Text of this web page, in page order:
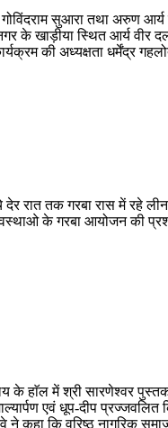
सुआरा तथा अरुण
के खाड़ीया स्थित आर्य वीर
की अध्यक्षता धर्मेंद्र
रात तक गरबा रास में रहे
के गरबा आयोजन की
हाॅल में श्री सारणेश्वर
एवं धूप-दीप
ने कहा कि वरिष्ठ नागरिक